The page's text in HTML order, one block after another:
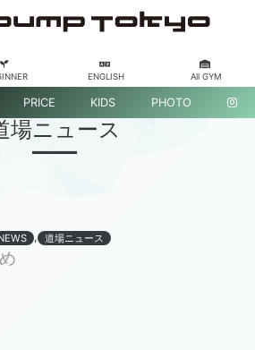
ENGLISH All GYM
PRICE KIDS PHOTO
場ニュース
, 道場ニュース